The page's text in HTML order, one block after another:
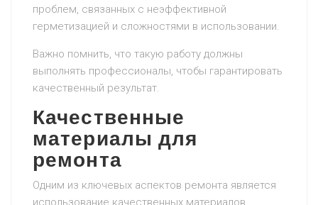
проблем, связанных с неэффективной
герметизацией и сложностями в использовании.
Важно помнить, что такую работу должны
выполнять профессионалы, чтобы гарантировать
качественный результат.
Качественные
материалы для
ремонта
Одним из ключевых аспектов ремонта является
использование качественных материалов.